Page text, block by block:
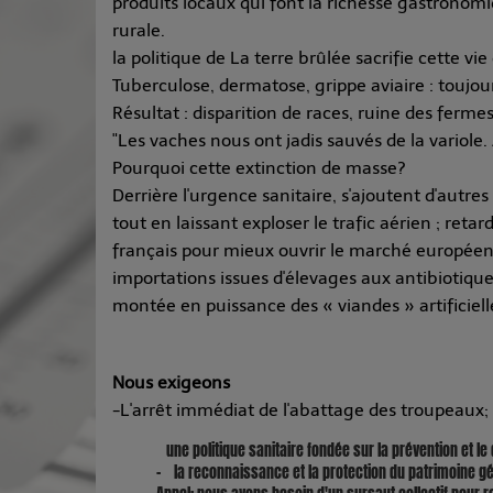
rurale.
la politique de La terre brûlée sacrifie cette
Tuberculose, dermatose, grippe aviaire :
Résultat : disparition de races, ruine des
"Les vaches nous ont jadis sauvés de la
Pourquoi cette extinction de masse?
Derrière l'urgence sanitaire, s'ajoutent
tout en laissant exploser le trafic aérien ;
français pour mieux ouvrir le marché
importations issues d'élevages aux
montée en puissance des « viandes »
Nous exigeons
-L'arrêt immédiat de l'abattage des troupeaux;
une politique sanitaire fondée sur la prévention et
- la reconnaissance et la protection du patrimoine